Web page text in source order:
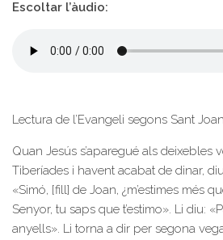
Contacte
Escoltar l’àudio:
Lectura de l’Evangeli segons Sant
Quan Jesús s’aparegué als deixebles
Tiberíades i havent acabat de dinar,
«Simó, [fill] de Joan, ¿m’estimes més
Senyor, tu saps que t’estimo». Li diu:
anyells». Li torna a dir per segona